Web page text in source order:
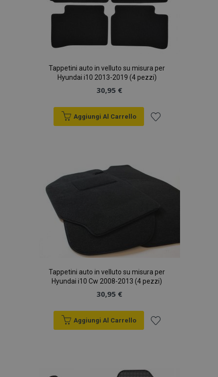
Tappetini auto in velluto su misura per
Hyundai i10 2013-2019 (4 pezzi)
30,95 €
Aggiungi Al Carrello
lista
desideri
Tappetini auto in velluto su misura per
Hyundai i10 Cw 2008-2013 (4 pezzi)
30,95 €
Aggiungi Al Carrello